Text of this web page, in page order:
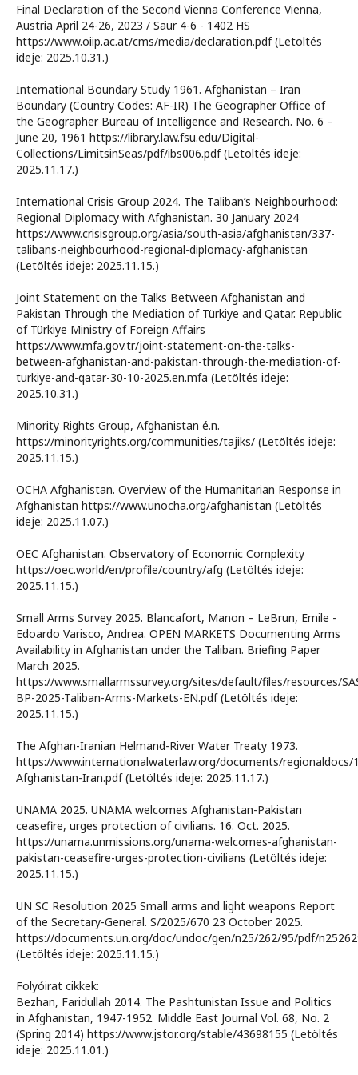
Final Declaration of the Second Vienna Conference Vienna,
Austria April 24-26, 2023 / Saur 4-6 - 1402 HS
https://www.oiip.ac.at/cms/media/declaration.pdf (Letöltés
ideje: 2025.10.31.)
International Boundary Study 1961. Afghanistan – Iran
Boundary (Country Codes: AF-IR) The Geographer Office of
the Geographer Bureau of Intelligence and Research. No. 6 –
June 20, 1961 https://library.law.fsu.edu/Digital-
Collections/LimitsinSeas/pdf/ibs006.pdf (Letöltés ideje:
2025.11.17.)
International Crisis Group 2024. The Taliban’s Neighbourhood:
Regional Diplomacy with Afghanistan. 30 January 2024
https://www.crisisgroup.org/asia/south-asia/afghanistan/337-
talibans-neighbourhood-regional-diplomacy-afghanistan
(Letöltés ideje: 2025.11.15.)
Joint Statement on the Talks Between Afghanistan and
Pakistan Through the Mediation of Türkiye and Qatar. Republic
of Türkiye Ministry of Foreign Affairs
https://www.mfa.gov.tr/joint-statement-on-the-talks-
between-afghanistan-and-pakistan-through-the-mediation-of-
turkiye-and-qatar-30-10-2025.en.mfa (Letöltés ideje:
2025.10.31.)
Minority Rights Group, Afghanistan é.n.
https://minorityrights.org/communities/tajiks/ (Letöltés ideje:
2025.11.15.)
OCHA Afghanistan. Overview of the Humanitarian Response in
Afghanistan https://www.unocha.org/afghanistan (Letöltés
ideje: 2025.11.07.)
OEC Afghanistan. Observatory of Economic Complexity
https://oec.world/en/profile/country/afg (Letöltés ideje:
2025.11.15.)
Small Arms Survey 2025. Blancafort, Manon – LeBrun, Emile -
Edoardo Varisco, Andrea. OPEN MARKETS Documenting Arms
Availability in Afghanistan under the Taliban. Briefing Paper
March 2025.
https://www.smallarmssurvey.org/sites/default/files/resources/
BP-2025-Taliban-Arms-Markets-EN.pdf (Letöltés ideje:
2025.11.15.)
The Afghan-Iranian Helmand-River Water Treaty 1973.
https://www.internationalwaterlaw.org/documents/regionaldocs/
Afghanistan-Iran.pdf (Letöltés ideje: 2025.11.17.)
UNAMA 2025. UNAMA welcomes Afghanistan-Pakistan
ceasefire, urges protection of civilians. 16. Oct. 2025.
https://unama.unmissions.org/unama-welcomes-afghanistan-
pakistan-ceasefire-urges-protection-civilians (Letöltés ideje:
2025.11.15.)
UN SC Resolution 2025 Small arms and light weapons Report
of the Secretary-General. S/2025/670 23 October 2025.
https://documents.un.org/doc/undoc/gen/n25/262/95/pdf/
(Letöltés ideje: 2025.11.15.)
Folyóirat cikkek:
Bezhan, Faridullah 2014. The Pashtunistan Issue and Politics
in Afghanistan, 1947-1952. Middle East Journal Vol. 68, No. 2
(Spring 2014) https://www.jstor.org/stable/43698155 (Letöltés
ideje: 2025.11.01.)